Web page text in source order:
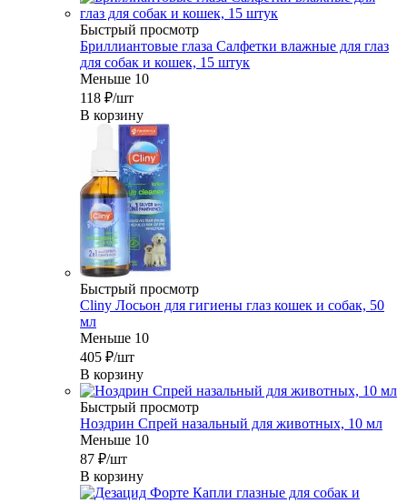
Быстрый просмотр
Бриллиантовые глаза Салфетки влажные для глаз
для собак и кошек, 15 штук
Меньше 10
118 ₽/шт
В корзину
Быстрый просмотр
Cliny Лосьон для гигиены глаз кошек и собак, 50
мл
Меньше 10
405 ₽/шт
В корзину
Быстрый просмотр
Ноздрин Спрей назальный для животных, 10 мл
Меньше 10
87 ₽/шт
В корзину